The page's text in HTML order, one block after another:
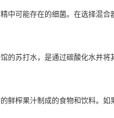
中可能存在的细菌。在选择混
的苏打水，是通过碳酸化水并
鲜榨果汁制成的食物和饮料。